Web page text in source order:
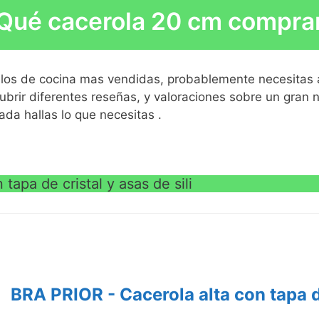
a su cuerpo fabricado en aluminio
con una buena apariencia durante
cacerola 20 cm
de cocina mas vendidas, probablemente necesitas
diferentes reseñas, y valoraciones sobre un gran
hallas lo que necesitas .
tapa de cristal y asas de sili
BRA PRIOR - Cacerola alta con tapa